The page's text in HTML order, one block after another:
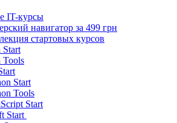
IT-курсы
навигатор за 499 грн
стартовых курсов
Start
Tools
Start
Tools
Start
Start